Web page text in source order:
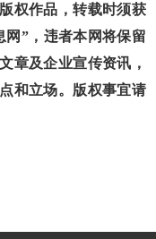
权作品，转载时须获
网”，违者本网将保留
章及企业宣传资讯，
和立场。版权事宜请